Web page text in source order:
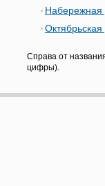
Набережная
Октябрьская
Справа от
цифры).